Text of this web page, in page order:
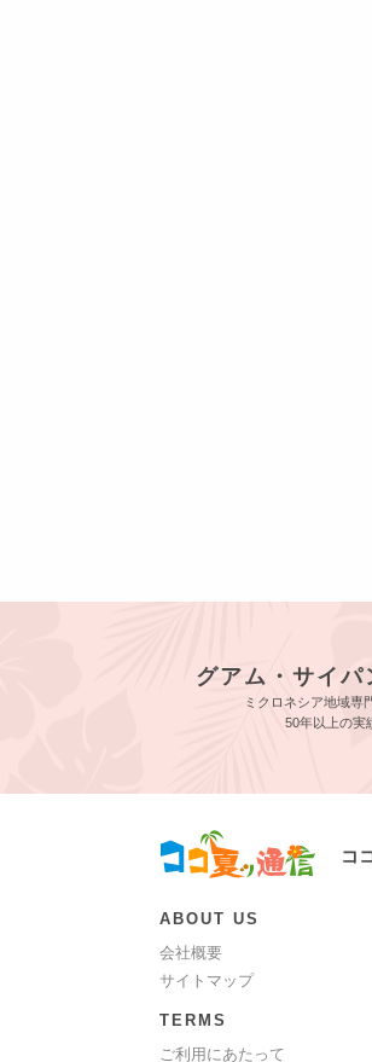
グアム・サイ
ミクロネシア地域専
50年以上の実
コ
ABOUT US
会社概要
サイトマップ
TERMS
ご利用にあたって